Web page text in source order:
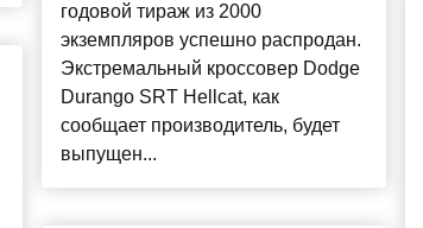
годовой тираж из 2000
экземпляров успешно распродан.
Экстремальный кроссовер Dodge
Durango SRT Hellcat, как
сообщает производитель, будет
выпущен...